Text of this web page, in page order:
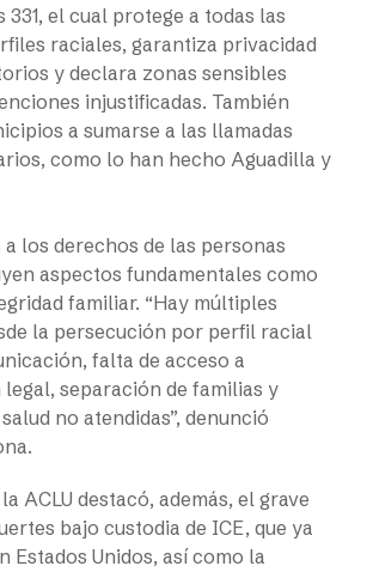
331, el cual protege a todas las
raciales, garantiza privacidad
y declara zonas sensibles
injustificadas. También
a sumarse a las llamadas
como lo han hecho Aguadilla y
los derechos de las personas
aspectos fundamentales como
familiar. “Hay múltiples
la persecución por perfil racial
falta de acceso a
separación de familias y
no atendidas”, denunció
ACLU destacó, además, el grave
bajo custodia de ICE, que ya
Estados Unidos, así como la